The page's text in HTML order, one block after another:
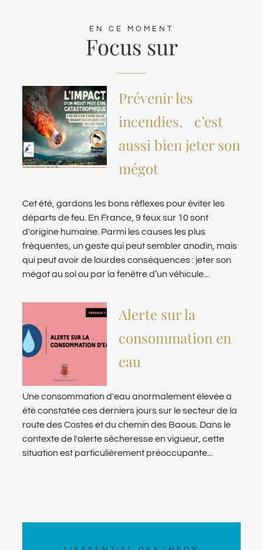
EN CE MOMENT
Focus sur
Prévenir les
incendies, c’est
aussi bien jeter son
mégot
Cet été, gardons les bons réflexes pour éviter les
départs de feu. En France, 9 feux sur 10 sont
d'origine humaine. Parmi les causes les plus
fréquentes, un geste qui peut sembler anodin, mais
qui peut avoir de lourdes conséquences : jeter son
mégot au sol ou par la fenêtre d’un véhicule...
Alerte sur la
consommation en
eau
Une consommation d'eau anormalement élevée a
été constatée ces derniers jours sur le secteur de la
route des Costes et du chemin des Baous. Dans le
contexte de l'alerte sécheresse en vigueur, cette
situation est particulièrement préoccupante...